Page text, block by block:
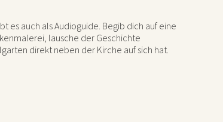
es auch als Audioguide. Begib dich auf eine
lausche der Geschichte
direkt neben der Kirche auf sich hat.